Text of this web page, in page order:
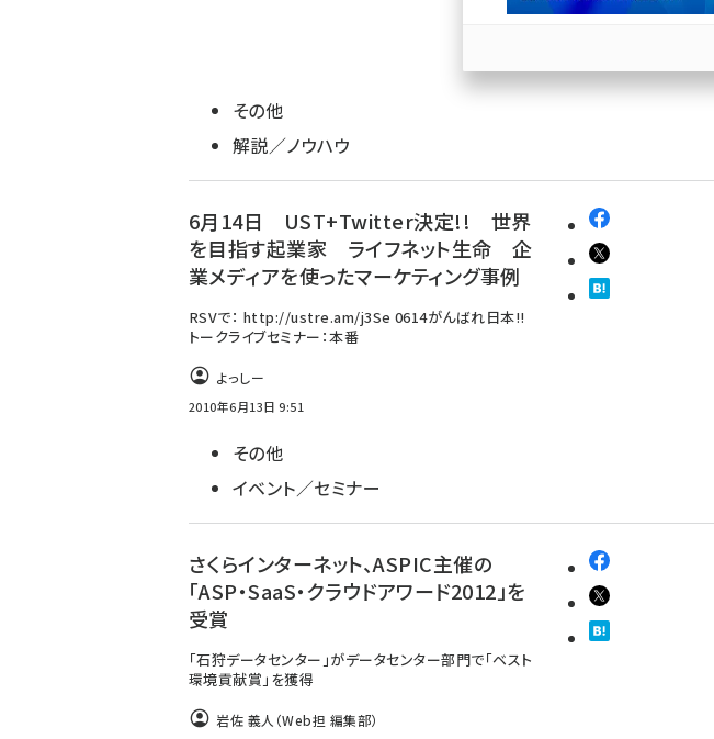
その他
解説／ノウハウ
6月14日 UST+Twitter決定!! 世界
を目指す起業家 ライフネット生命 企
業メディアを使ったマーケティング事例
RSVで： http://ustre.am/j3Se 0614がんばれ日本!!
トークライブセミナー：本番
よっしー
2010年6月13日 9:51
その他
イベント／セミナー
さくらインターネット、ASPIC主催の
「ASP・SaaS・クラウドアワード2012」を
受賞
「石狩データセンター」がデータセンター部門で「ベスト
環境貢献賞」を獲得
岩佐 義人（Web担 編集部）